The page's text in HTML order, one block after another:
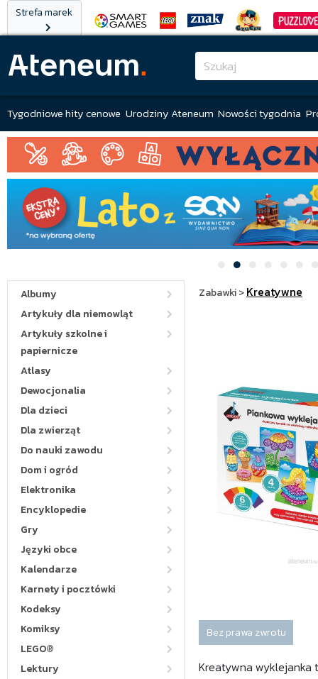
Strefa marek
Tygodniowe hity cenowe Urodziny Ateneum Nowości tygodnia
Albumy
Artykuły dla niemowląt
Artykuły szkolne i
papiernicze
Atlasy
Dewocjonalia
Dla dzieci
Dla zwierząt
Do nauki zawodu
Dom i ogród
Elektronika
Encyklopedie
Gry
Języki obce
Kalendarze
Karnety i pocztówki
Kodeksy
Komiksy
LEGO®
Lektury
Zabawki>Kreatywne
Bez prawa zwrotu
Kreatywna wyklejanka